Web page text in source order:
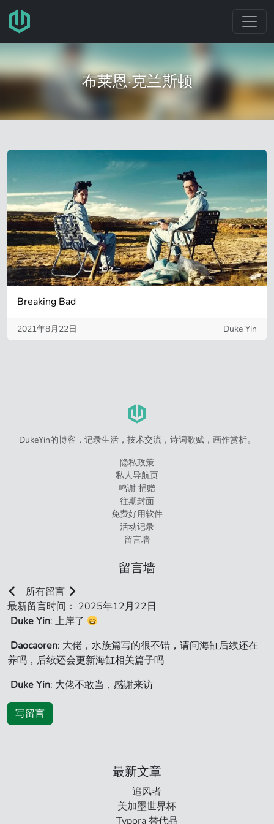
跳转至主要内容
布莱恩·克兰斯顿
Breaking Bad
2021年8月22日 Duke Yin
DukeYin的博客，记录生活，技术交流，诗词歌赋，画作赏析。
隐私政策
私人导航页
鸣谢 捐赠
往期封面
免费好用软件
活动记录
留言墙
留言墙
所有留言
最新留言时间： 2025年12月22日
Duke Yin: 上岸了
Daocaoren: 大佬，水族篇写的很不错，请问海缸后续还在
养吗，后续还会更新海缸相关篇子吗
Duke Yin: 大佬不敢当，感谢来访
写留言
最新文章
追风者
美加墨世界杯
Typora 替代品